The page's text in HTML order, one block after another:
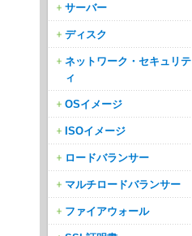
サーバー
ディスク
ネットワーク・セキュリテ
ィ
OSイメージ
ISOイメージ
ロードバランサー
マルチロードバランサー
ファイアウォール